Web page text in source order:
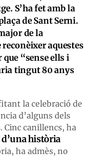
S’ha fet amb la
de Sant Serni.
de la
aquestes
“sense ells i
tingut 80 anys
la celebració de
d’alguns dels
canillencs, ha
història
ha admès, no